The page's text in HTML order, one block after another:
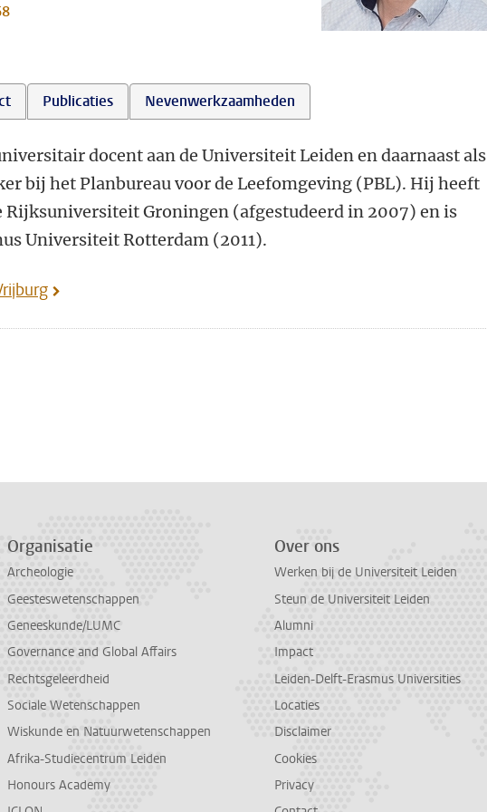
Publicaties Nevenwerkzaamheden
docent aan de Universiteit Leiden en daarnaast als
bij het Planbureau voor de Leefomgeving (PBL). Hij heeft
Rijksuniversiteit Groningen (afgestudeerd in 2007) en is
Universiteit Rotterdam (2011).
Organisatie
Archeologie
Geesteswetenschappen
Geneeskunde/LUMC
Governance and Global Affairs
Rechtsgeleerdheid
Sociale Wetenschappen
Wiskunde en Natuurwetenschappen
Afrika-Studiecentrum Leiden
Honours Academy
Over ons
Werken bij de Universiteit Leiden
Steun de Universiteit Leiden
Alumni
Impact
Leiden-Delft-Erasmus Universities
Locaties
Disclaimer
Cookies
Privacy